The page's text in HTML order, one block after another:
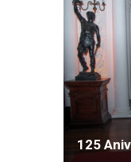
125